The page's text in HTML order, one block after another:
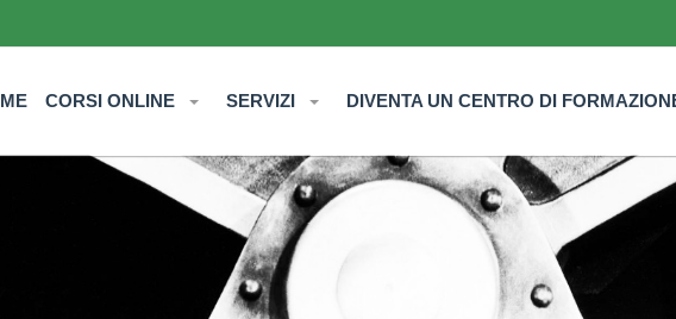
CORSI ONLINE SERVIZI DIVENTA UN CENTRO DI